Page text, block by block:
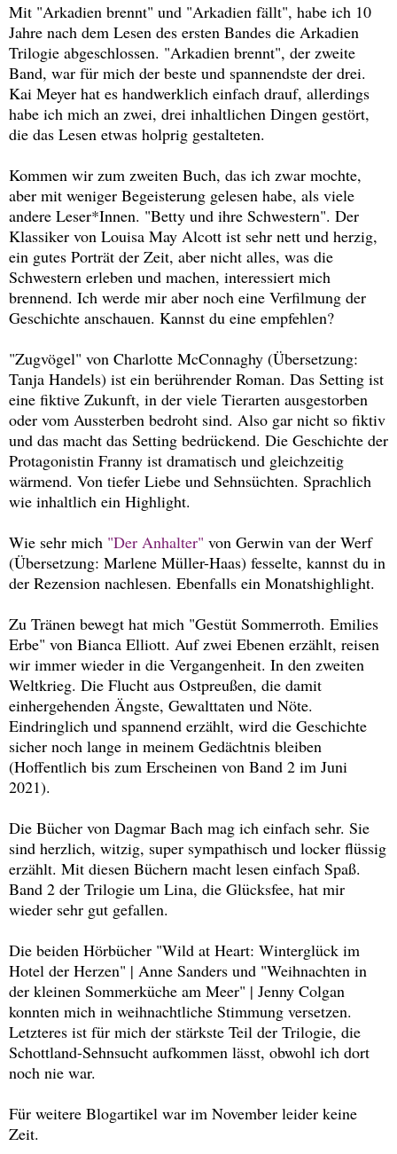
Mit "Arkadien brennt" und "Arkadien fällt", habe ich 10
Jahre nach dem Lesen des ersten Bandes die Arkadien
Trilogie abgeschlossen. "Arkadien brennt", der zweite
Band, war für mich der beste und spannendste der drei.
Kai Meyer hat es handwerklich einfach drauf, allerdings
habe ich mich an zwei, drei inhaltlichen Dingen gestört,
die das Lesen etwas holprig gestalteten.
Kommen wir zum zweiten Buch, das ich zwar mochte,
aber mit weniger Begeisterung gelesen habe, als viele
andere Leser*Innen. "Betty und ihre Schwestern". Der
Klassiker von Louisa May Alcott ist sehr nett und herzig,
ein gutes Porträt der Zeit, aber nicht alles, was die
Schwestern erleben und machen, interessiert mich
brennend. Ich werde mir aber noch eine Verfilmung der
Geschichte anschauen. Kannst du eine empfehlen?
"Zugvögel" von Charlotte McConnaghy (Übersetzung:
Tanja Handels) ist ein berührender Roman. Das Setting ist
eine fiktive Zukunft, in der viele Tierarten ausgestorben
oder vom Aussterben bedroht sind. Also gar nicht so fiktiv
und das macht das Setting bedrückend. Die Geschichte der
Protagonistin Franny ist dramatisch und gleichzeitig
wärmend. Von tiefer Liebe und Sehnsüchten. Sprachlich
wie inhaltlich ein Highlight.
Wie sehr mich "Der Anhalter" von Gerwin van der Werf
(Übersetzung: Marlene Müller-Haas) fesselte, kannst du in
der Rezension nachlesen. Ebenfalls ein Monatshighlight.
Zu Tränen bewegt hat mich "Gestüt Sommerroth. Emilies
Erbe" von Bianca Elliott. Auf zwei Ebenen erzählt, reisen
wir immer wieder in die Vergangenheit. In den zweiten
Weltkrieg. Die Flucht aus Ostpreußen, die damit
einhergehenden Ängste, Gewalttaten und Nöte.
Eindringlich und spannend erzählt, wird die Geschichte
sicher noch lange in meinem Gedächtnis bleiben
(Hoffentlich bis zum Erscheinen von Band 2 im Juni
2021).
Die Bücher von Dagmar Bach mag ich einfach sehr. Sie
sind herzlich, witzig, super sympathisch und locker flüssig
erzählt. Mit diesen Büchern macht lesen einfach Spaß.
Band 2 der Trilogie um Lina, die Glücksfee, hat mir
wieder sehr gut gefallen.
Die beiden Hörbücher "Wild at Heart: Winterglück im
Hotel der Herzen" | Anne Sanders und "Weihnachten in
der kleinen Sommerküche am Meer" | Jenny Colgan
konnten mich in weihnachtliche Stimmung versetzen.
Letzteres ist für mich der stärkste Teil der Trilogie, die
Schottland-Sehnsucht aufkommen lässt, obwohl ich dort
noch nie war.
Für weitere Blogartikel war im November leider keine
Zeit.